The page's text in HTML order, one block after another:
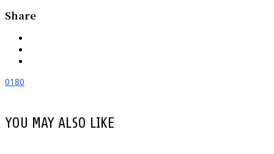
Share
0180
YOU MAY ALSO LIKE